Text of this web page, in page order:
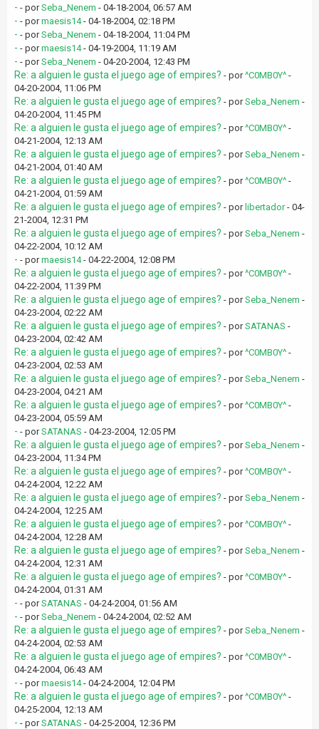
- - porSeba_Nenem - 04-18-2004, 06:57 AM
- - pormaesis14- 04-18-2004, 02:18 PM
- - porSeba_Nenem - 04-18-2004, 11:04 PM
- - pormaesis14- 04-19-2004, 11:19 AM
- - porSeba_Nenem - 04-20-2004, 12:43 PM
Re: a alguien le gusta el juego age of empires? - por^C0MB0Y^ -
04-20-2004, 11:06 PM
Re: a alguien le gusta el juego age of empires? - porSeba_Nenem -
04-20-2004, 11:45 PM
Re: a alguien le gusta el juego age of empires? - por^C0MB0Y^ -
04-21-2004, 12:13 AM
Re: a alguien le gusta el juego age of empires? - porSeba_Nenem -
04-21-2004, 01:40 AM
Re: a alguien le gusta el juego age of empires? - por^C0MB0Y^ -
04-21-2004, 01:59 AM
Re: a alguien le gusta el juego age of empires? - por libertador- 04-
21-2004, 12:31 PM
Re: a alguien le gusta el juego age of empires? - porSeba_Nenem -
04-22-2004, 10:12 AM
- - pormaesis14- 04-22-2004, 12:08 PM
Re: a alguien le gusta el juego age of empires? - por^C0MB0Y^ -
04-22-2004, 11:39 PM
Re: a alguien le gusta el juego age of empires? - porSeba_Nenem -
04-23-2004, 02:22 AM
Re: a alguien le gusta el juego age of empires? - porSATANAS -
04-23-2004, 02:42 AM
Re: a alguien le gusta el juego age of empires? - por^C0MB0Y^ -
04-23-2004, 02:53 AM
Re: a alguien le gusta el juego age of empires? - porSeba_Nenem -
04-23-2004, 04:21 AM
Re: a alguien le gusta el juego age of empires? - por^C0MB0Y^ -
04-23-2004, 05:59 AM
- - porSATANAS - 04-23-2004, 12:05 PM
Re: a alguien le gusta el juego age of empires? - porSeba_Nenem -
04-23-2004, 11:34 PM
Re: a alguien le gusta el juego age of empires? - por^C0MB0Y^ -
04-24-2004, 12:22 AM
Re: a alguien le gusta el juego age of empires? - porSeba_Nenem -
04-24-2004, 12:25 AM
Re: a alguien le gusta el juego age of empires? - por^C0MB0Y^ -
04-24-2004, 12:28 AM
Re: a alguien le gusta el juego age of empires? - porSeba_Nenem -
04-24-2004, 12:31 AM
Re: a alguien le gusta el juego age of empires? - por^C0MB0Y^ -
04-24-2004, 01:31 AM
- - porSATANAS - 04-24-2004, 01:56 AM
- - porSeba_Nenem - 04-24-2004, 02:52 AM
Re: a alguien le gusta el juego age of empires? - porSeba_Nenem -
04-24-2004, 02:53 AM
Re: a alguien le gusta el juego age of empires? - por^C0MB0Y^ -
04-24-2004, 06:43 AM
- - pormaesis14- 04-24-2004, 12:04 PM
Re: a alguien le gusta el juego age of empires? - por^C0MB0Y^ -
04-25-2004, 12:13 AM
- - porSATANAS - 04-25-2004, 12:36 PM